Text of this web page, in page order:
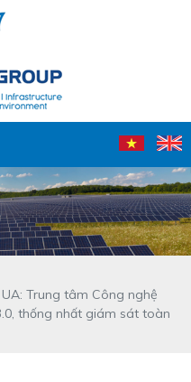
Trung tâm Công nghệ
thống nhất giám sát toàn